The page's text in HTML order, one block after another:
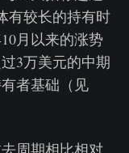
有较长的持有时
月以来的涨势
3万美元的中期
者基础（见
周期相比相对